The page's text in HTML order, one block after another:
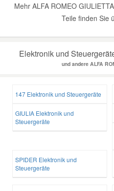
Mehr ALFA ROMEO
Teile finden Sie
Elektronik und
und andere ALFA
147 Elektronik und Steuergeräte
GIULIA Elektronik und
Steuergeräte
SPIDER Elektronik und
Steuergeräte